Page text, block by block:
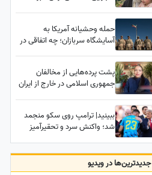
شهید انقلاب در حرم امام رضا (ع)
حمله وحشیانه آمریکا به
آسایشگاه سربازان؛ چه اتفاقی در
پشت پرده‌هایی از مخالفان
جمهوری اسلامی در خارج از ایران
را هم می‌دهند
ببینید| ترامپ روی سکو منجمد
شد؛ واکنش سرد و تحقیرآمیز
نداشته‌یِ رئیس‌جمهور آمریکا را
جلوی دوربین‌ها به آتش کشید!جدید‌ترین‌ها در ویدیو